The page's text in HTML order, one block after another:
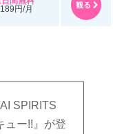
円/月
観る
SPIRITS
ュー!!』が登